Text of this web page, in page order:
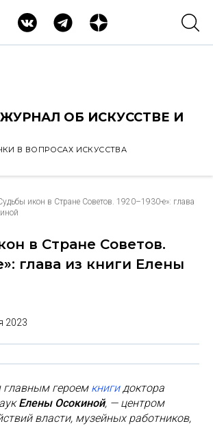
ОБ ИСКУССТВЕ И
В ВОПРОСАХ ИСКУССТВА
икон в Стране Советов. 1920–1930-е»: глава
в Стране Советов.
глава из книги Елены
2023
главным героем книгидоктора
Елены Осокиной, — центром
власти, музейных работников,